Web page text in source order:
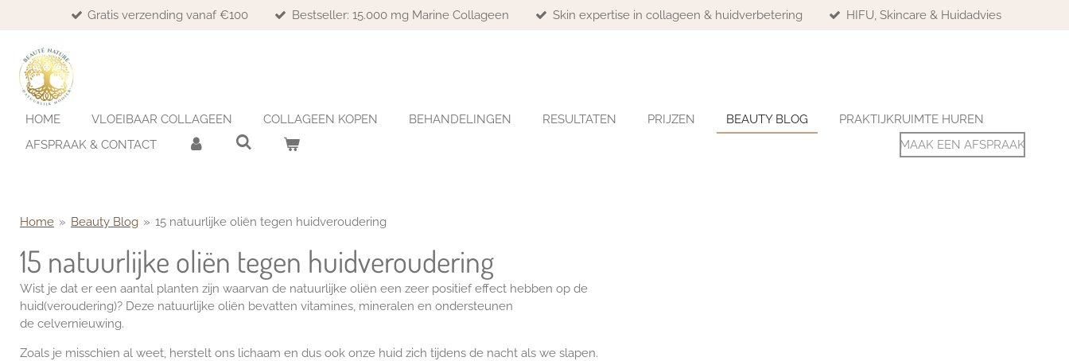
naar
de
hoofdinhoud
Gratis verzending vanaf €100 Bestseller: 15.000 mg Marine Collageen Skin expertise in collageen & huidverbetering HIFU, Skincare & Huidadvies
HOME VLOEIBAAR COLLAGEEN COLLAGEEN KOPEN BEHANDELINGEN RESULTATEN PRIJZEN BEAUTY BLOG
PRAKTIJKRUIMTE HUREN
AFSPRAAK & CONTACT
MAAK EEN AFSPRAAK
Home » Beauty Blog » 15 natuurlijke oliën tegen huidveroudering
15 natuurlijke oliën tegen huidveroudering
Wist je dat er een aantal planten zijn waarvan de natuurlijke oliën een zeer positief effect hebben op de
huid(veroudering)? Deze natuurlijke oliën bevatten vitamines, mineralen en ondersteunen
de celvernieuwing.
Zoals je misschien al weet, herstelt ons lichaam en dus ook onze huid zich tijdens de nacht als we slapen.